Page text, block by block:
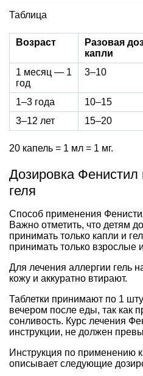
Таблица
Возраст
Разовая
капли
1 месяц — 1
год
3–10
1–3 года 10–15
3–12 лет
15–20
20 капель = 1 мл = 1 мг.
Дозировка Фенистил
геля
Способ применения
Важно отметить, что детям
принимать только капли и
принимать только взрослые
Для лечения аллергии гель
кожу и аккуратно втирают.
Таблетки принимают по 1
вечером после еды, так как
сонливость. Курс лечения
инструкции, не должен
Инструкция по применению
описывает следующие